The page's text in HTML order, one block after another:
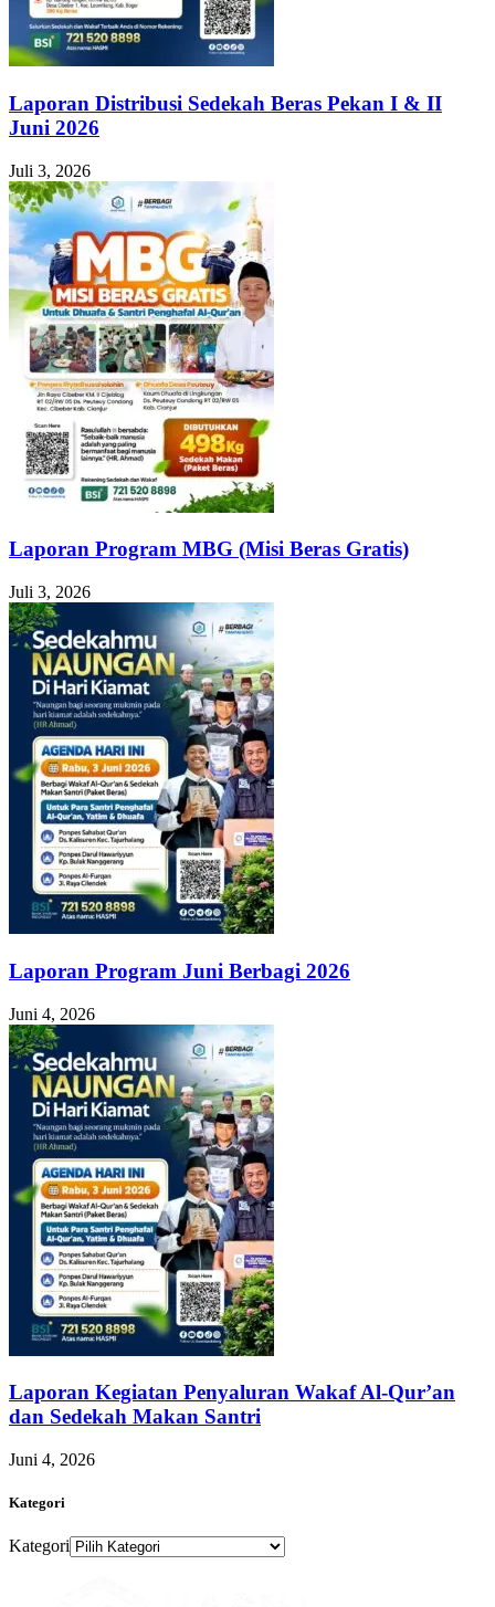
Laporan Distribusi Sedekah Beras Pekan I & II
Juni 2026
Juli 3, 2026
Laporan Program MBG (Misi Beras Gratis)
Juli 3, 2026
Laporan Program Juni Berbagi 2026
Juni 4, 2026
Laporan Kegiatan Penyaluran Wakaf Al-Qur’an
dan Sedekah Makan Santri
Juni 4, 2026
Kategori
Kategori